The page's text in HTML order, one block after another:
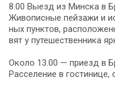
8.00 Выезд из Мин­ска в
Живописные пей­за­жи и
ных пунк­тов,
вят у пу­те­ше­ствен­ни­ка
Около 13.00 — приезд в
Расселение в го­сти­ни­це,